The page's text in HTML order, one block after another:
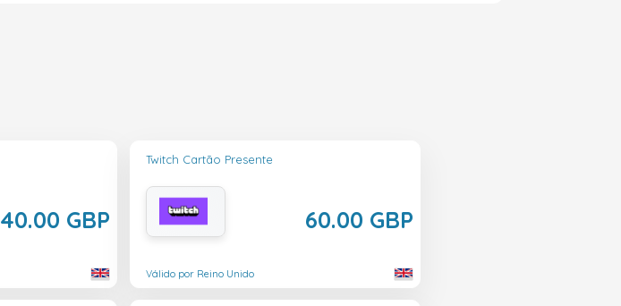
40.00 GBP
Twitch Cartão Presente
60.00 GBP
Válido por Reino Unido